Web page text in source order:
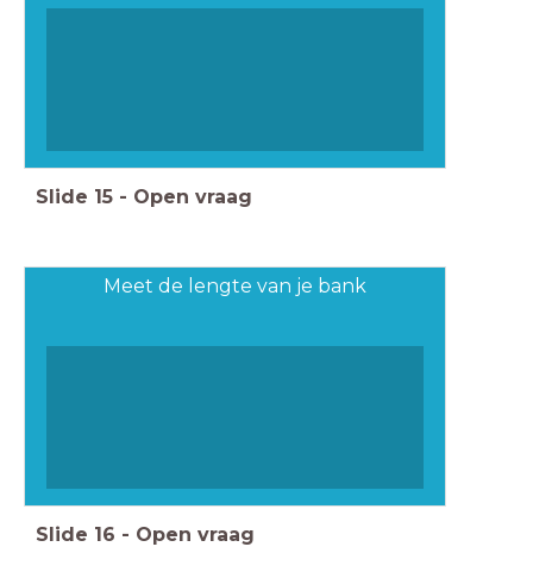
Slide 15 - Open vraag
Meet de lengte van je bank
Slide 16 - Open vraag